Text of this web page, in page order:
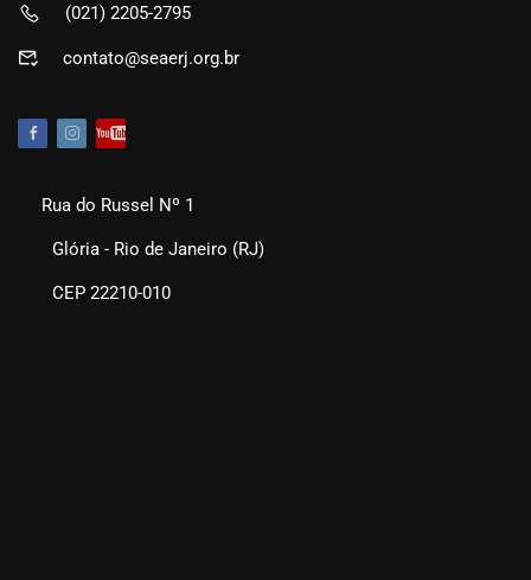
(021) 2205-2795
contato@seaerj.org.br
Rua do Russel Nº 1
Glória - Rio de Janeiro (RJ)
CEP 22210-010